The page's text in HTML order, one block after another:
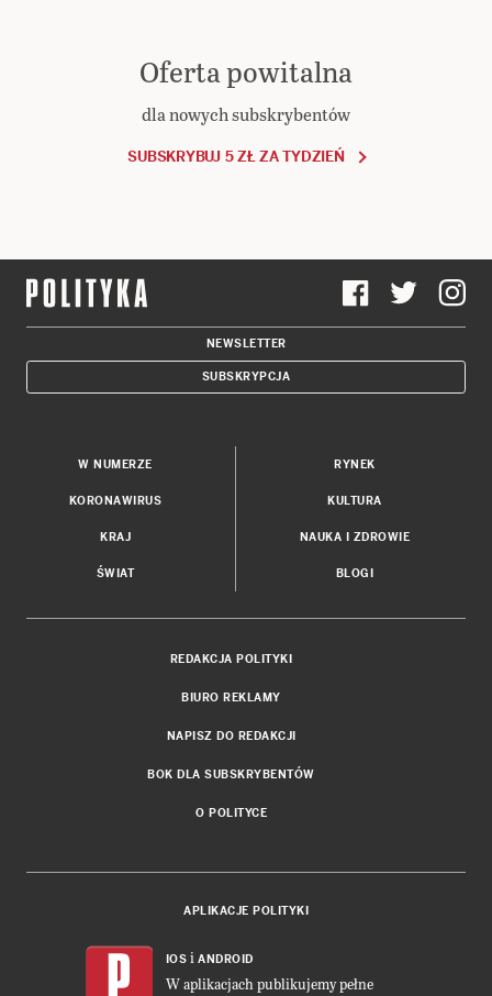
Oferta powitalna
dla nowych subskrybentów
SUBSKRYBUJ 5 ZŁ ZA TYDZIEŃ
NEWSLETTER
SUBSKRYPCJA
W NUMERZE
KORONAWIRUS
KRAJ
ŚWIAT
RYNEK
KULTURA
NAUKA I ZDROWIE
BLOGI
REDAKCJA POLITYKI
BIURO REKLAMY
NAPISZ DO REDAKCJI
BOK DLA SUBSKRYBENTÓW
O POLITYCE
APLIKACJE POLITYKI
IOS i ANDROID
W aplikacjach publikujemy pełne